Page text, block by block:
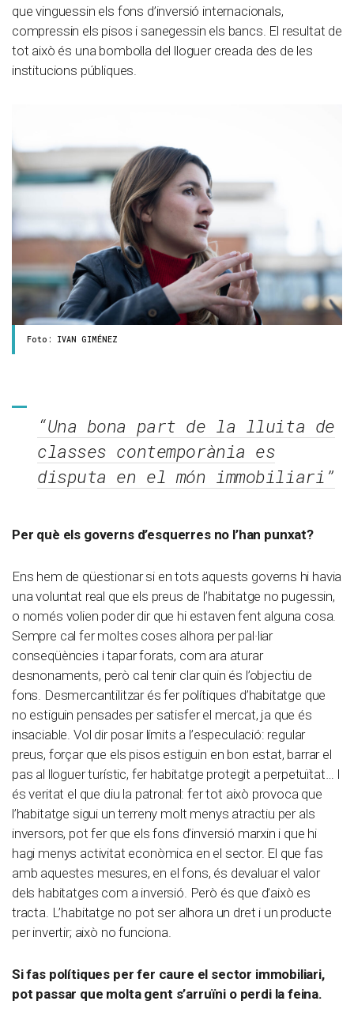
que vinguessin els fons d’inversió internacionals,
compressin els pisos i sanegessin els bancs. El resultat de
tot això és una bombolla del lloguer creada des de les
institucions públiques.
Foto: IVAN GIMÉNEZ
“Una bona part de la lluita de
classes contemporània es
disputa en el món immobiliari”
Per què els governs d’esquerres no l’han punxat?
Ens hem de qüestionar si en tots aquests governs hi havia
una voluntat real que els preus de l’habitatge no pugessin,
o només volien poder dir que hi estaven fent alguna cosa.
Sempre cal fer moltes coses alhora per pal·liar
conseqüències i tapar forats, com ara aturar
desnonaments, però cal tenir clar quin és l’objectiu de
fons. Desmercantilitzar és fer polítiques d’habitatge que
no estiguin pensades per satisfer el mercat, ja que és
insaciable. Vol dir posar límits a l’especulació: regular
preus, forçar que els pisos estiguin en bon estat, barrar el
pas al lloguer turístic, fer habitatge protegit a perpetuïtat… I
és veritat el que diu la patronal: fer tot això provoca que
l’habitatge sigui un terreny molt menys atractiu per als
inversors, pot fer que els fons d’inversió marxin i que hi
hagi menys activitat econòmica en el sector. El que fas
amb aquestes mesures, en el fons, és devaluar el valor
dels habitatges com a inversió. Però és que d’això es
tracta. L’habitatge no pot ser alhora un dret i un producte
per invertir; això no funciona.
Si fas polítiques per fer caure el sector immobiliari,
pot passar que molta gent s’arruïni o perdi la feina.